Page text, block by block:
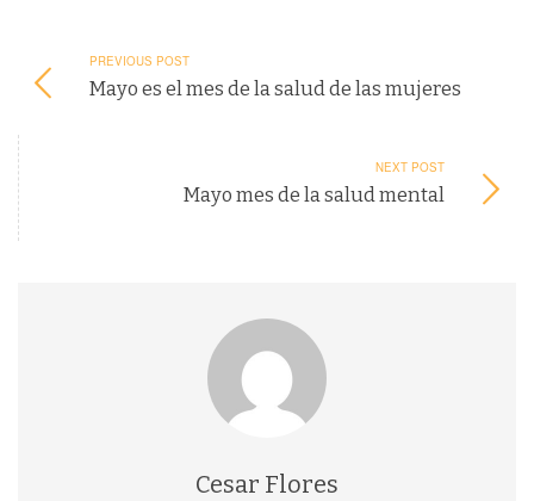
PREVIOUS POST
Mayo es el mes de la salud de las mujeres
NEXT POST
Mayo mes de la salud mental
Cesar Flores